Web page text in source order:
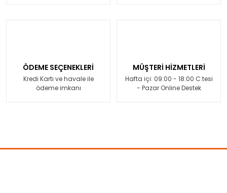
ÖDEME SEÇENEKLERİ
Kredi Kartı ve havale ile
ödeme imkanı
MÜŞTERİ HİZMETLERİ
Hafta içi: 09:00 - 18:00 C.tesi
- Pazar Online Destek